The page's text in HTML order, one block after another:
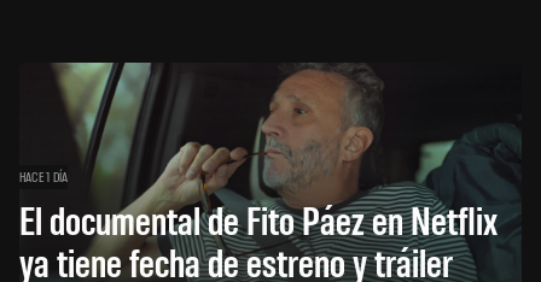
HACE 1 DÍA
El documental de Fito Páez en Netflix
ya tiene fecha de estreno y tráiler